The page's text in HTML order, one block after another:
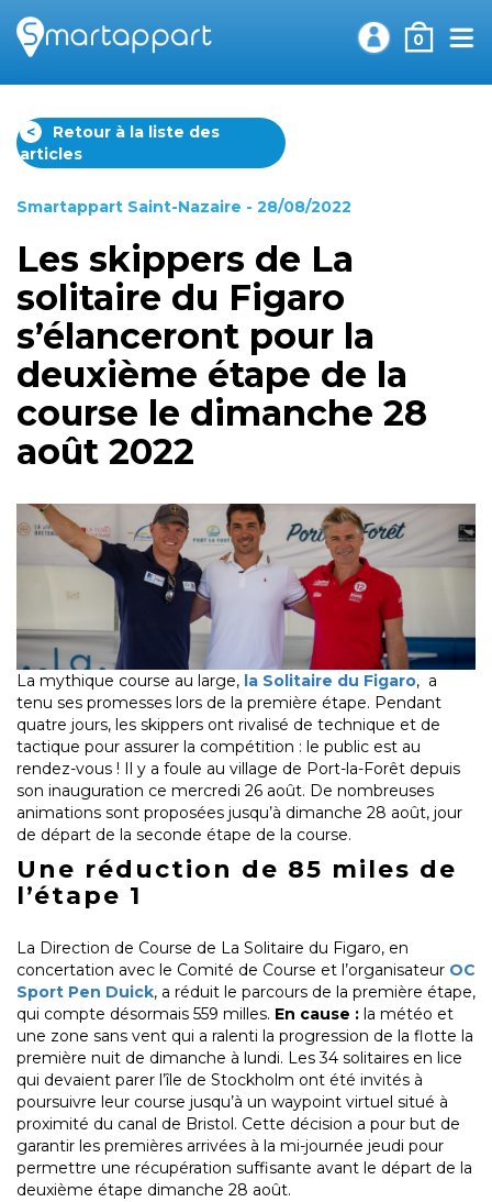
0
<
Retour à la liste des
articles
Smartappart Saint-Nazaire - 28/08/2022
Les skippers de La
solitaire du Figaro
s’élanceront pour la
deuxième étape de la
course le dimanche 28
août 2022
La mythique course au large, la Solitaire du Figaro, a
tenu ses promesses lors de la première étape. Pendant
quatre jours, les skippers ont rivalisé de technique et de
tactique pour assurer la compétition : le public est au
rendez-vous ! Il y a foule au village de Port-la-Forêt depuis
son inauguration ce mercredi 26 août. De nombreuses
animations sont proposées jusqu’à dimanche 28 août, jour
de départ de la seconde étape de la course.
Une réduction de 85 miles de
l’étape 1
La Direction de Course de La Solitaire du Figaro, en
concertation avec le Comité de Course et l’organisateur OC
Sport Pen Duick, a réduit le parcours de la première étape,
qui compte désormais 559 milles. En cause : la météo et
une zone sans vent qui a ralenti la progression de la flotte la
première nuit de dimanche à lundi. Les 34 solitaires en lice
qui devaient parer l’île de Stockholm ont été invités à
poursuivre leur course jusqu’à un waypoint virtuel situé à
proximité du canal de Bristol. Cette décision a pour but de
garantir les premières arrivées à la mi-journée jeudi pour
permettre une récupération suffisante avant le départ de la
deuxième étape dimanche 28 août.